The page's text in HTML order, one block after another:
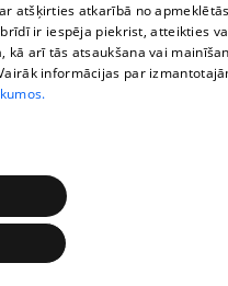
atkal teikt Olgai,
atšķirties atkarībā no
ir iespēja piekrist, atteikties
kā arī tās atsaukšana vai
informācijas par